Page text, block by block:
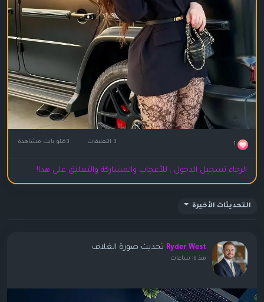
1
الرجاء تسجيل الدخول , للأعجاب والمشاركة والتعليق على هذا!
التحديثات الأخيرة
Ryder West تحديث صورة الغلاف
منذ ١٥ ساعات